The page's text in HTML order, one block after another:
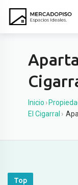
Inicio ›
El Cigarral ›
Top